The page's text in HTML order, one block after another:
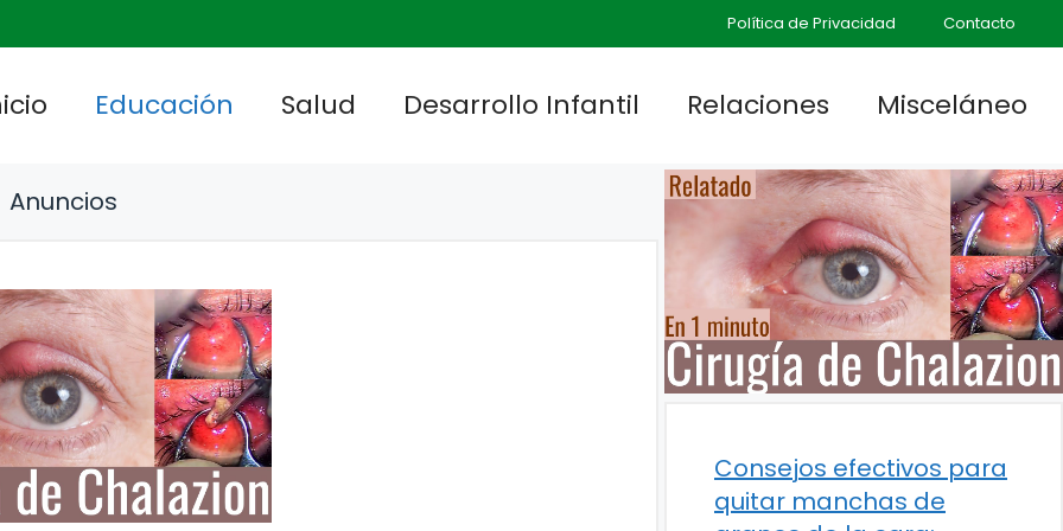
Política de Privacidad Contacto
Educación Salud Desarrollo Infantil Relaciones Misceláneo
Anuncios
Consejos efectivos para
quitar manchas de